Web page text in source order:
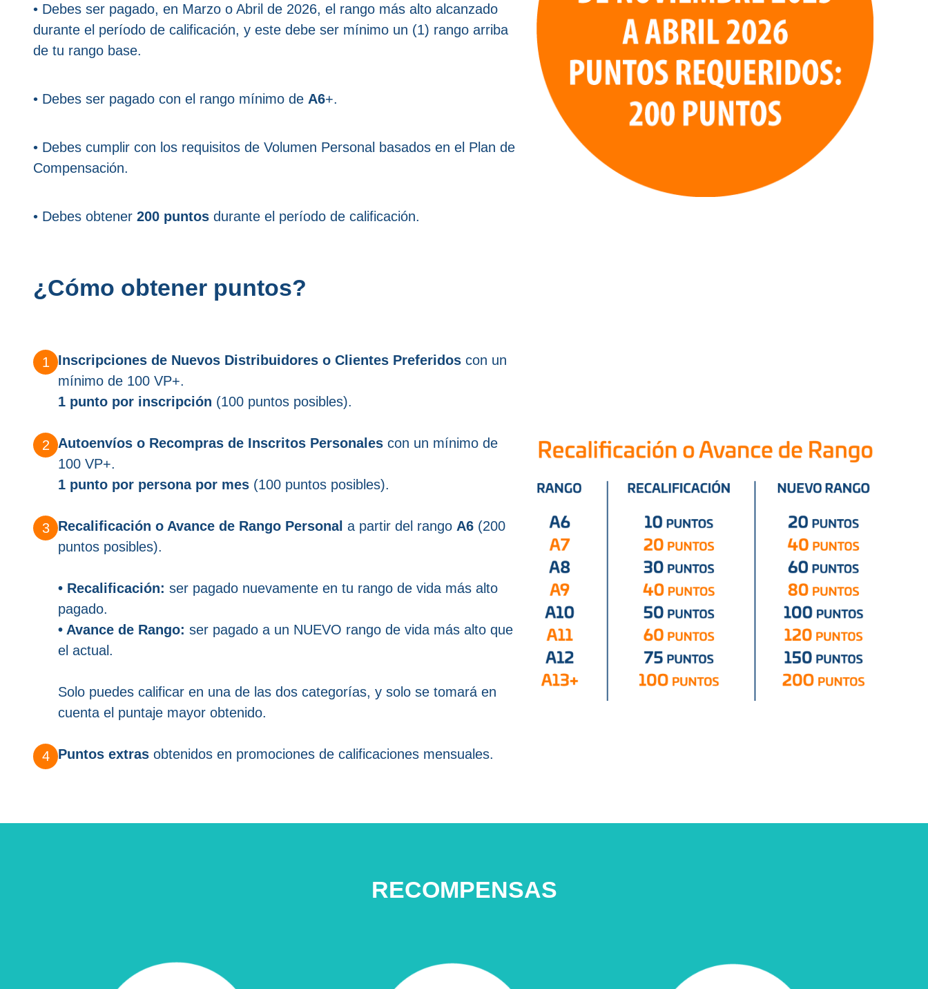
• Debes ser pagado, en Marzo o Abril de 2026, el rango más alto alcanzado
durante el período de calificación, y este debe ser mínimo un (1) rango arriba
de tu rango base.
• Debes ser pagado con el rango mínimo de A6+.
• Debes cumplir con los requisitos de Volumen Personal basados en el Plan de
Compensación.
• Debes obtener 200 puntos durante el período de calificación.
¿Cómo obtener puntos?
Inscripciones de Nuevos Distribuidores o Clientes Preferidos con un
mínimo de 100 VP+.
1 punto por inscripción (100 puntos posibles).
Autoenvíos o Recompras de Inscritos Personales con un mínimo de
100 VP+.
1 punto por persona por mes (100 puntos posibles).
Recalificación o Avance de Rango Personal a partir del rango A6 (200
puntos posibles).
• Recalificación: ser pagado nuevamente en tu rango de vida más alto
pagado.
• Avance de Rango: ser pagado a un NUEVO rango de vida más alto que
el actual.
Solo puedes calificar en una de las dos categorías, y solo se tomará en
cuenta el puntaje mayor obtenido.
Puntos extras obtenidos en promociones de calificaciones mensuales.
RECOMPENSAS